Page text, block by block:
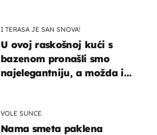
I TERASA JE SAN SNOVA!
U ovoj raskošnoj kući s
bazenom pronašli smo
najelegantniju, a možda i
VOLE SUNCE
Nama smeta paklena